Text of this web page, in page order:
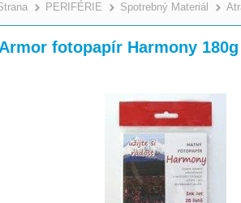
>
PERIFÉRIE >
Spotrebný Materiál
Armor fotopapír Harmony